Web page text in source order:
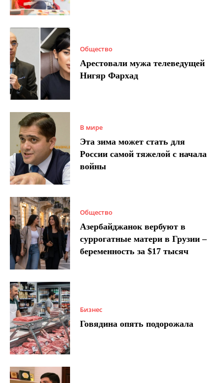
Общество
Арестовали мужа телеведущей
Нигяр Фархад
В мире
Эта зима может стать для
России самой тяжелой с начала
войны
Общество
Азербайджанок вербуют в
суррогатные матери в Грузии –
беременность за $17 тысяч
Бизнес
Говядина опять подорожала